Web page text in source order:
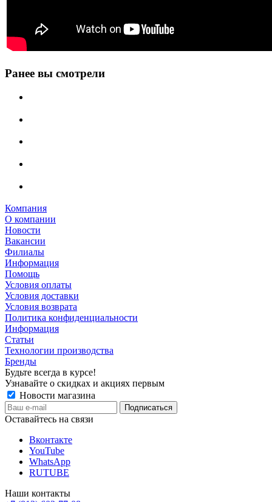
Ранее вы смотрели
Компания
О компании
Новости
Вакансии
Филиалы
Информация
Помощь
Условия оплаты
Условия доставки
Условия возврата
Политика конфиденциальности
Информация
Статьи
Технологии производства
Бренды
Будьте всегда в курсе!
Узнавайте о скидках и акциях первым
Новости магазина
Оставайтесь на связи
Вконтакте
YouTube
WhatsApp
RUTUBE
Наши контакты